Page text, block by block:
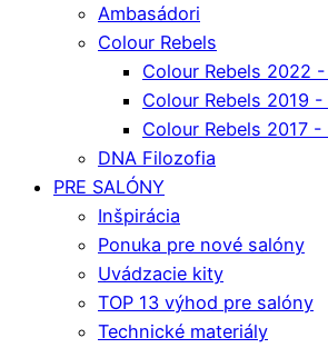
Ambasádori
Colour Rebels
Colour Rebels 2022
Colour Rebels 2019 -
Colour Rebels 2017 -
DNA Filozofia
PRE SALÓNY
Inšpirácia
Ponuka pre nové salóny
Uvádzacie kity
TOP 13 výhod pre salóny
Technické materiály